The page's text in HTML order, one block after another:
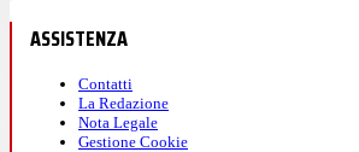
ASSISTENZA
Contatti
La Redazione
Nota Legale
Gestione Cookie